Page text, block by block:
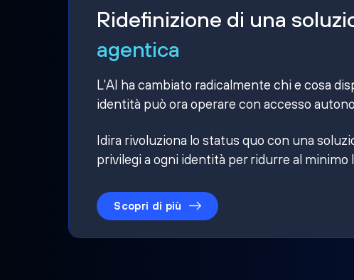
Ridefinizione di una
agentica
L'AI ha cambiato radicalmente chi e cosa
identità può ora operare con accesso
Idira rivoluziona lo status quo con una
privilegi a ogni identità per ridurre al minimo
Scopri di più